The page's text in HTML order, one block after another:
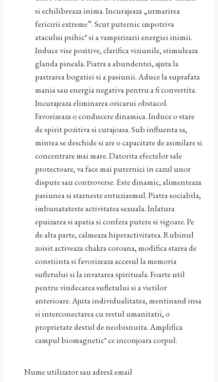
si echilibreaza inima. Incurajeaza „urmarirea
fericirii extreme”. Scut puternic impotriva
atacului psihic* si a vampirizarii energiei inimii.
Induce vise pozitive, clarifica viziunile, stimuleaza
glanda pineala. Piatra a abundentei, ajuta la
pastrarea bogatiei si a pasiunii. Aduce la suprafata
mania sau energia negativa pentru a fi convertita.
Incurajeaza eliminarea oricarui obstacol.
Favorizeaza o conducere dinamica. Induce o stare
de spirit pozitiva si curajoasa. Sub influenta sa,
mintea se deschide si are o capacitate de asimilare si
concentrare mai mare. Datorita efectelor sale
protectoare, va face mai puternici in cazul unor
dispute sau controverse. Este dinamic, alimenteaza
pasiunea si starneste entuziasmul. Piatra sociabila,
imbunatateste activitatea sexuala. Inlatura
epuizarea si apatia si confera putere si vigoare. Pe
de alta parte, calmeaza hiperactivitatea. Rubinul
zoisit activeaza chakra coroana, modifica starea de
constiinta si favorizeaza accesul la memoria
sufletului si la invatarea spirituala. Foarte util
pentru vindecarea sufletului si a vietilor
anterioare. Ajuta individualitatea, mentinand insa
si interconectarea cu restul umanitatii, o
proprietate destul de neobisnuita. Amplifica
campul biomagnetic* ce inconjoara corpul.
stimulanti ai celui de-al treilea ochi*. Fortifica
Nume utilizator sau adresă email